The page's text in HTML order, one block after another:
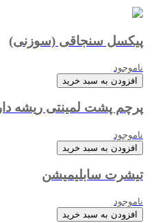
پیکسل سنجاقی (سوزنی)
ناموجود
افزودن به سبد خرید
پرچم پشت لمینتی ریشه
ناموجود
افزودن به سبد خرید
تیشرت سابلیمیشن
ناموجود
افزودن به سبد خرید